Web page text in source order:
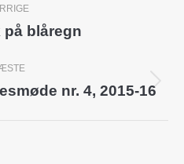
Previous
blåregn
Next
nr. 4, 2015-16